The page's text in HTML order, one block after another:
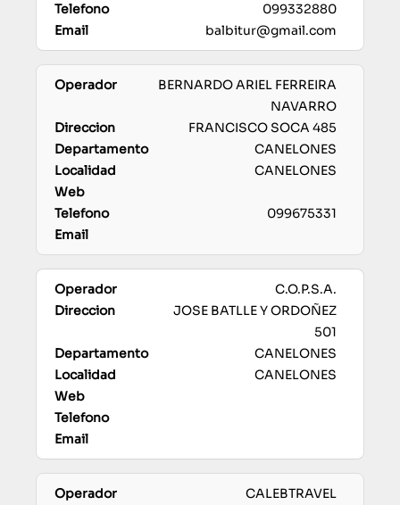
099332880
balbitur@gmail.com
BERNARDO ARIEL FERREIRA
NAVARRO
FRANCISCO SOCA 485
CANELONES
CANELONES
099675331
C.O.P.S.A.
JOSE BATLLE Y ORDOÑEZ
501
CANELONES
CANELONES
CALEBTRAVEL